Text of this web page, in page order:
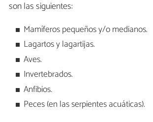
son las siguientes:
Mamíferos pequeños y/o medianos.
Lagartos y lagartijas.
Aves.
Invertebrados.
Anfibios.
Peces (en las serpientes acuáticas).